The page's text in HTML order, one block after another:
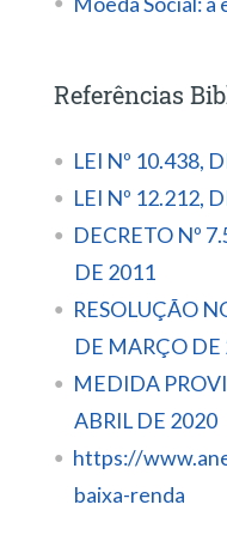
Referências
LEI Nº 10.438,
LEI Nº 12.212,
DECRETO Nº
DE 2011
RESOLUÇÃO
DE MARÇO DE
MEDIDA
ABRIL DE 2020
https://
baixa-renda